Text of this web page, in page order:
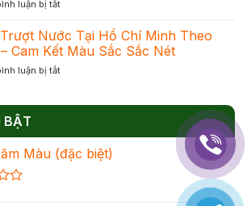
Đạt
Để
Đúng
Nhu
Tối
Chi
–
Pháp
Trang
Nổi
luận bị tắtở
Dạ
Quang
Cho
Sự
HCM:
Hỗ
Nước Tại Hồ Chí Minh Theo
Cam Kết Màu Sắc Sắc Nét
luận bị tắtở
Tại
Hồ
Chí
BẬT
Màu (đặc biệt)